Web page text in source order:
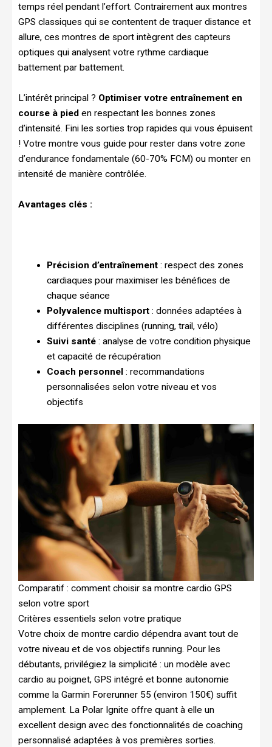
temps réel pendant l’effort. Contrairement aux montres
GPS classiques qui se contentent de traquer distance et
allure, ces montres de sport intègrent des capteurs
optiques qui analysent votre rythme cardiaque
battement par battement.
L’intérêt principal ? Optimiser votre entraînement en
course à pied en respectant les bonnes zones
d’intensité. Fini les sorties trop rapides qui vous épuisent
! Votre montre vous guide pour rester dans votre zone
d’endurance fondamentale (60-70% FCM) ou monter en
intensité de manière contrôlée.
Avantages clés :
Précision d’entraînement: respect des zones
cardiaques pour maximiser les bénéfices de
chaque séance
Polyvalence multisport: données adaptées à
différentes disciplines (running, trail, vélo)
Suivi santé: analyse de votre condition physique
et capacité de récupération
Coach personnel: recommandations
personnalisées selon votre niveau et vos
objectifs
Comparatif : comment choisir sa montre cardio GPS
selon votre sport
Critères essentiels selon votre pratique
Votre choix de montre cardio dépendra avant tout de
votre niveau et de vos objectifs running. Pour les
débutants, privilégiez la simplicité : un modèle avec
cardio au poignet, GPS intégré et bonne autonomie
comme la Garmin Forerunner 55 (environ 150€) suffit
amplement. La Polar Ignite offre quant à elle un
excellent design avec des fonctionnalités de coaching
personnalisé adaptées à vos premières sorties.